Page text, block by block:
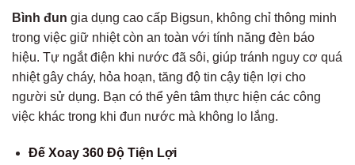
Bình đun gia dụng cao cấp Bigsun, không chỉ thông minh
trong việc giữ nhiệt còn an toàn với tính năng đèn báo
hiệu. Tự ngắt điện khi nước đã sôi, giúp tránh nguy cơ quá
nhiệt gây cháy, hỏa hoạn, tăng độ tin cậy tiện lợi cho
người sử dụng. Bạn có thể yên tâm thực hiện các công
việc khác trong khi đun nước mà không lo lắng.
Đế Xoay 360 Độ Tiện Lợi